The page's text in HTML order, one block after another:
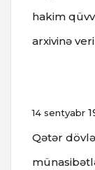
hakim
arxivinə
14 sentyabr
Qətər